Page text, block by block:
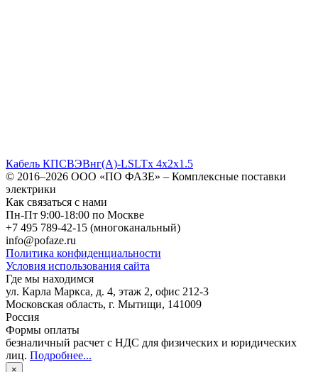
Кабель КПСВЭВнг(А)-LSLTx 4х2х1.5
© 2016–2026 ООО «ПО ФАЗЕ» – Комплексные поставки
электрики
Как связаться с нами
Пн-Пт 9:00-18:00 по Москве
+7 495 789-42-15 (многоканальный)
info@pofaze.ru
Политика конфиденциальности
Условия использования сайта
Где мы находимся
ул. Карла Маркса, д. 4, этаж 2, офис 212-3
Московская область, г. Мытищи, 141009
Россия
Формы оплаты
безналичный расчет с НДС для физических и юридических
лиц. Подробнее...
×